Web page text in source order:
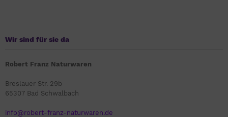
Wir sind für sie da
Robert Franz Naturwaren
Breslauer Str. 29b
65307 Bad Schwalbach
info@robert-franz-naturwaren.de